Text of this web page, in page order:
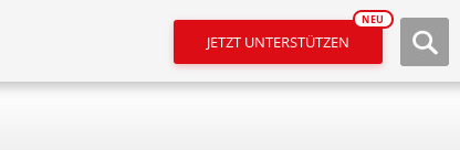
JETZT UNTERSTÜTZEN
NEU